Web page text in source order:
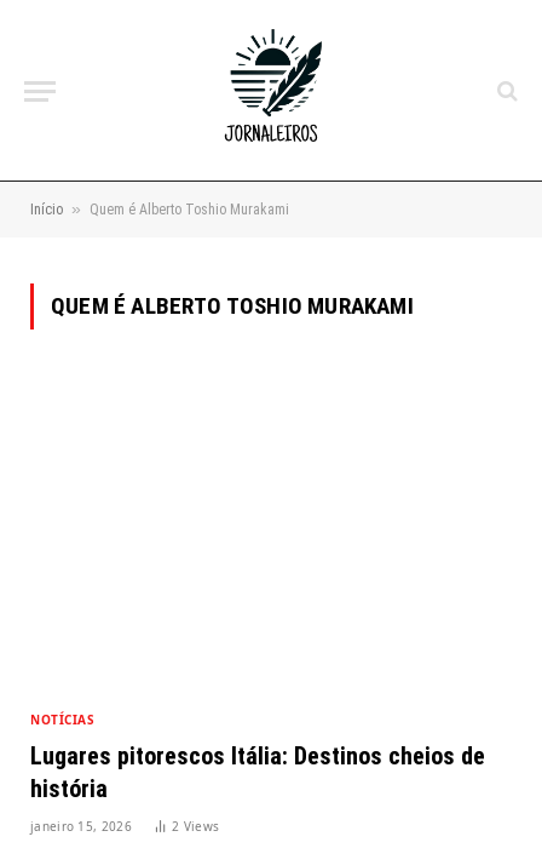
Início » Quem é Alberto Toshio Murakami
QUEM É ALBERTO TOSHIO MURAKAMI
NOTÍCIAS
Lugares pitorescos Itália: Destinos cheios de
história
janeiro 15, 2026 2 Views